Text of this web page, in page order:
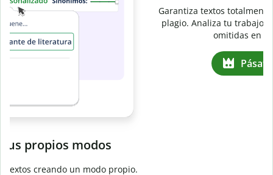
Evitael plagio accidental
Garantiza textos totalmente originales con el detector de